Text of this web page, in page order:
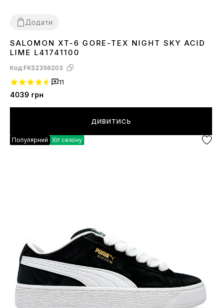
Додати
4041 42 43 44 45
SALOMON XT-6 GORE-TEX NIGHT SKY ACID
LIME L41741100
Код:FKS2356203
11
4039 грн
ДИВИТИСЬ
Популярний Хіт сезону